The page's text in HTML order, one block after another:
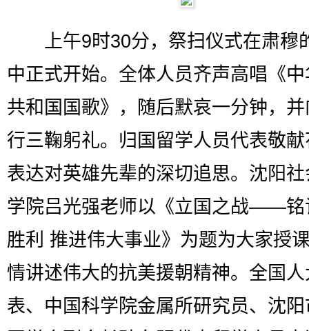
上午9时30分，祭扫仪式在肃穆
中正式开始。全体人员齐声高唱《
共和国国歌》，随后默哀一分钟，
行三鞠躬礼。归国留学人员代表敬
表达对英雄先辈的深切追思。沈阳
学院吕光强老师以《立国之战——铭
胜利 推进伟大事业》为题为大家授
情讲述伟大的抗美援朝精神。全国
表、中国科学院金属所研究员、沈